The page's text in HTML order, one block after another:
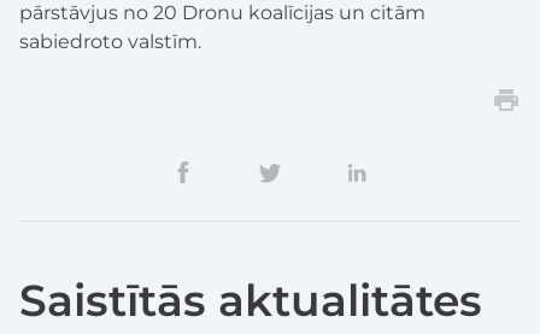
pārstāvjus no 20 Dronu koalīcijas un citām
sabiedroto valstīm.
Saistītās aktualitātes